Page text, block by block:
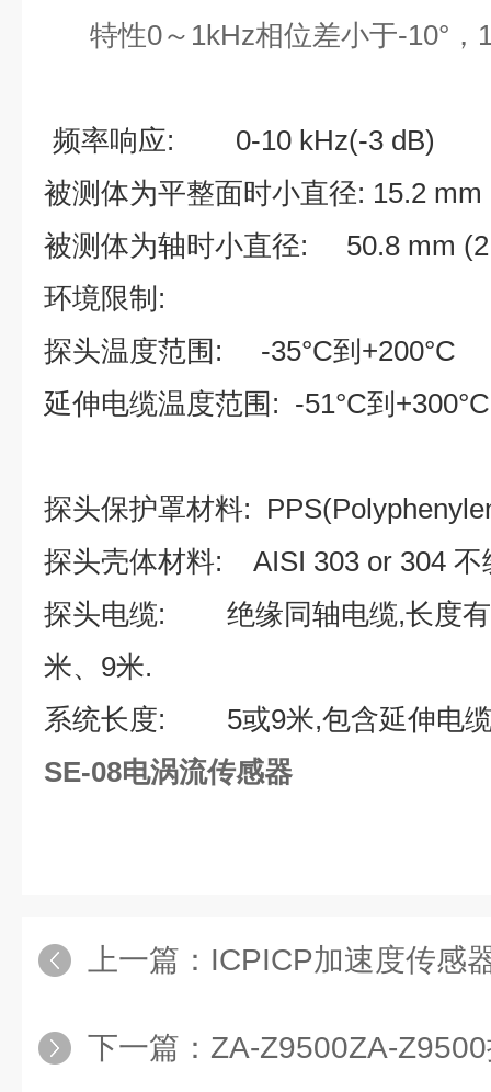
特性0～1kHz相位差小于-10°，
频率响应: 0-10 kHz(-3 dB)
被测体为平整面时小直径: 15.2 mm
被测体为轴时小直径: 50.8 mm (2
环境限制:
探头温度范围: -35°C到+200°C
延伸电缆温度范围: -51°C到+300°C
探头保护罩材料:
探头壳体材料: AISI 303 or 304 不
探头电缆: 绝缘同轴电缆,长度有
米、9米.
系统长度: 5或9米,包含延伸电
SE-08电涡流传感器
上一篇： ICPICP加速度传感
下一篇： ZA-Z9500ZA-